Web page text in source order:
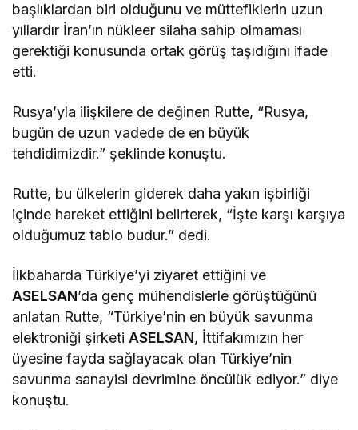
başlıklardan biri olduğunu ve müttefiklerin uzun
yıllardır İran’ın nükleer silaha sahip olmaması
gerektiği konusunda ortak görüş taşıdığını ifade
etti.
Rusya’yla ilişkilere de değinen Rutte, “Rusya,
bugün de uzun vadede de en büyük
tehdidimizdir.” şeklinde konuştu.
Rutte, bu ülkelerin giderek daha yakın işbirliği
içinde hareket ettiğini belirterek, “İşte karşı karşıya
olduğumuz tablo budur.” dedi.
İlkbaharda Türkiye’yi ziyaret ettiğini ve
ASELSAN’da genç mühendislerle görüştüğünü
anlatan Rutte, “Türkiye’nin en büyük savunma
elektroniği şirketiASELSAN, İttifakımızın her
üyesine fayda sağlayacak olan Türkiye’nin
savunma sanayisi devrimine öncülük ediyor.” diye
konuştu.